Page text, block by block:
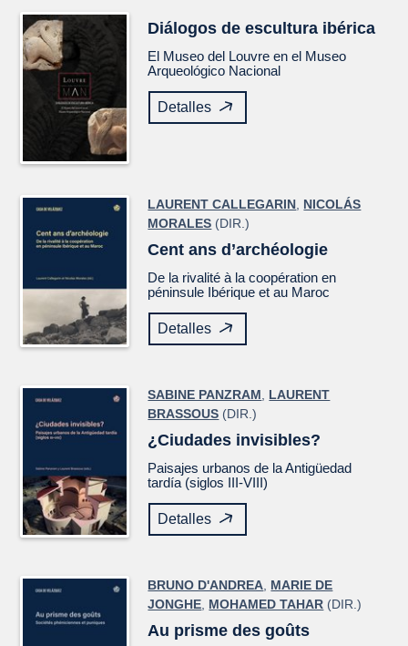
Diálogos de escultura ibérica
El Museo del Louvre en el Museo
Arqueológico Nacional
Detalles
LAURENT CALLEGARIN NICOLÁS
MORALES (DIR.)
Cent ans d’archéologie
De la rivalité à la coopération en
péninsule Ibérique et au Maroc
Detalles
SABINE PANZRAM
LAURENT
BRASSOUS (DIR.)
¿Ciudades invisibles?
Paisajes urbanos de la Antigüedad
tardía (siglos III-VIII)
Detalles
BRUNO D'ANDREA MARIE DE
JONGHE MOHAMED TAHAR (DIR.)
Au prisme des goûts